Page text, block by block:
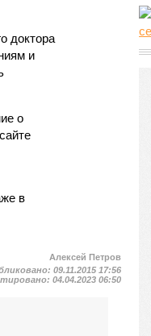
доктора
и
о
в
Алексей Петров
09.11.2015 17:56
04.04.2023 06:50